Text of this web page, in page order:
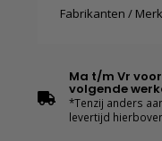
Fabrikanten /
Ma t/m Vr
volgende
*Tenzij anders
levertijd